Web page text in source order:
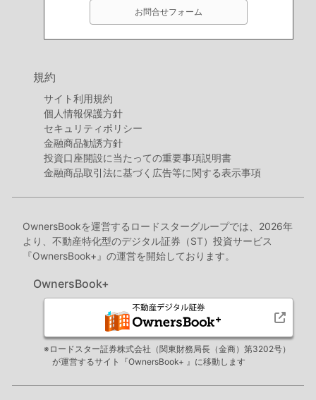
お問合せフォーム
規約
サイト利用規約
個人情報保護方針
セキュリティポリシー
金融商品勧誘方針
投資口座開設に当たっての重要事項説明書
金融商品取引法に基づく広告等に関する表示事項
OwnersBookを運営するロードスターグループでは、2026年
より、不動産特化型のデジタル証券（ST）投資サービス
『OwnersBook+』の運営を開始しております。
OwnersBook+
※ロードスター証券株式会社（関東財務局長（金商）第3202号）
が運営するサイト『OwnersBook+ 』に移動します